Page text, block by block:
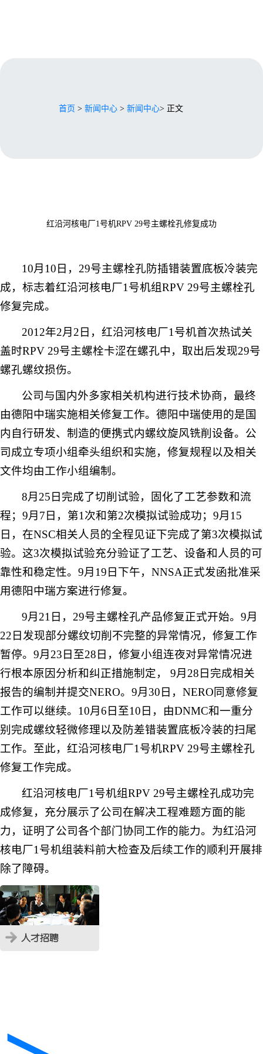
首页 > 新闻中心 > 新闻中心> 正文
红沿河核电厂1号机RPV 29号主螺栓孔修复成功
10月 10 日 ， 29号主螺栓孔防插错装置底板冷装完
成，标志着红沿河核电厂1 号机组RPV 29号主螺栓孔
修复完成。
2012年2月 2 日 ，红沿河核电厂1 号机首次热试关
盖时RPV 29号主螺栓卡涩在螺孔中，取出后发现29号
螺孔螺纹损伤。
公司与国内外多家相关机构进行技术协商，最终
由德阳中瑞实施相关修复工作。德阳中瑞使用的是国
内自行研发、制造的便携式内螺纹旋风铣削设备。公
司成立专项小组牵头组织和实施，修复规程以及相关
文件均由工作小组编制。
8月 25 日 完成了切削试验，固化了工艺参数和流
程； 9月 7 日，第1 次和第2次模拟试验成功； 9月 15
日，在NSC相关人员的全程见证下完成了第3次模拟试
验。这3次模拟试验充分验证了工艺、设备和人员的可
靠性和稳定性。 9月 19 日下午， NNSA正式发函批准采
用德阳中瑞方案进行修复。
9月 21 日 ， 29号主螺栓孔产品修复正式开始。9月
22 日发现部分螺纹切削不完整的异常情况，修复工作
暂停。 9月 23 日至28 日，修复小组连夜对异常情况进
行根本原因分析和纠正措施制定， 9月 28 日完成相关
报告的编制并提交NERO。 9月 30 日， NERO同意修复
工作可以继续。 10月 6 日至10 日，由DNMC和一重分
别完成螺纹轻微修理以及防差错装置底板冷装的扫尾
工作。至此，红沿河核电厂1 号机RPV 29号主螺栓孔
修复工作完成。
红沿河核电厂1 号机组RPV 29号主螺栓孔成功完
成修复，充分展示了公司在解决工程难题方面的能
力，证明了公司各个部门协同工作的能力。为红沿河
核电厂1 号机组装料前大检查及后续工作的顺利开展排
除了障碍。